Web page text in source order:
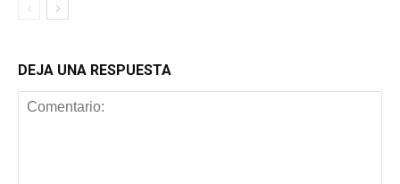
DEJA UNA RESPUESTA